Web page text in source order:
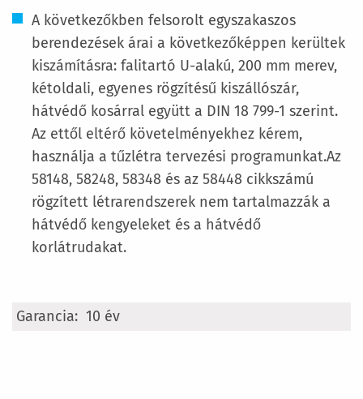
A következőkben felsorolt egyszakaszos
berendezések árai a következőképpen kerültek
kiszámításra: falitartó U-alakú, 200 mm merev,
kétoldali, egyenes rögzítésű kiszállószár,
hátvédő kosárral együtt a DIN 18 799-1 szerint.
Az ettől eltérő követelményekhez kérem,
használja a tűzlétra tervezési programunkat.Az
58148, 58248, 58348 és az 58448 cikkszámú
rögzített létrarendszerek nem tartalmazzák a
hátvédő kengyeleket és a hátvédő
korlátrudakat.
További
10 év